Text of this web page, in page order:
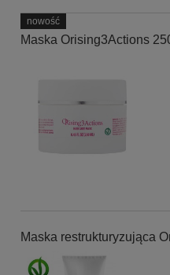
Maska Orising3Actions
nowość
Maska restrukturyzująca